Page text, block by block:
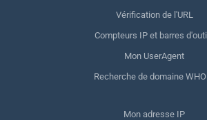
Vérification de l'URL
Compteurs IP et barres
Mon UserAgent
Recherche de domaine
Mon adresse IP